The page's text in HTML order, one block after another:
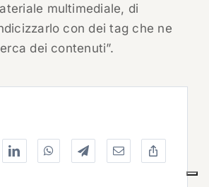
multimediale, di
con dei tag che ne
dei contenuti”.